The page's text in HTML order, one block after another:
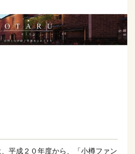
平成２０年度から、「小樽ファン